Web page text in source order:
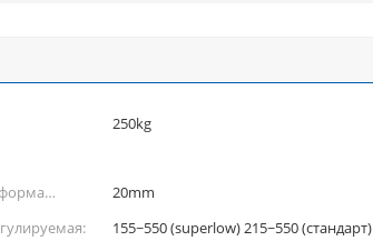
250kg
20mm
155~550 (superlow) 215~550 (стандарт)